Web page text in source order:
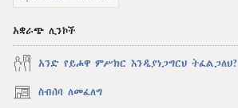
አቋራጭ ሊንኮች
አንድ የይሖዋ ምሥክር እንዲያነጋግርህ ትፈልጋለህ?
ስብሰባ ለመፈለግ
(አዲስ